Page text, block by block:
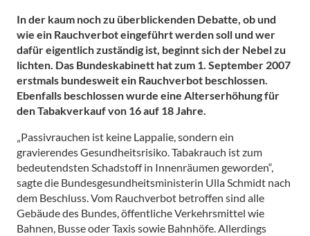
In der kaum noch zu überblickenden Debatte, ob und
wie ein Rauchverbot eingeführt werden soll und wer
dafür eigentlich zuständig ist, beginnt sich der Nebel zu
lichten. Das Bundeskabinett hat zum 1. September 2007
erstmals bundesweit ein Rauchverbot beschlossen.
Ebenfalls beschlossen wurde eine Alterserhöhung für
den Tabakverkauf von 16 auf 18 Jahre.
„Passivrauchen ist keine Lappalie, sondern ein
gravierendes Gesundheitsrisiko. Tabakrauch ist zum
bedeutendsten Schadstoff in Innenräumen geworden“,
sagte die Bundesgesundheitsministerin Ulla Schmidt nach
dem Beschluss. Vom Rauchverbot betroffen sind alle
Gebäude des Bundes, öffentliche Verkehrsmittel wie
Bahnen, Busse oder Taxis sowie Bahnhöfe. Allerdings